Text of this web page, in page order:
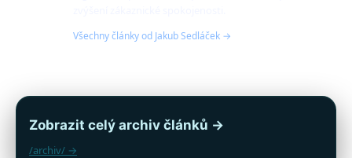
Všechny články od Jakub Sedláček →
Zobrazit celý archiv článků →
/archiv/ →